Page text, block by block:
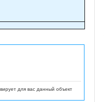
для вас данный объект